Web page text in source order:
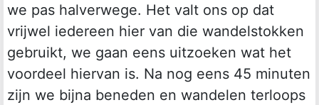
we pas halverwege. Het valt ons op dat
vrijwel iedereen hier van die wandelstokken
gebruikt, we gaan eens uitzoeken wat het
voordeel hiervan is. Na nog eens 45 minuten
zijn we bijna beneden en wandelen terloops